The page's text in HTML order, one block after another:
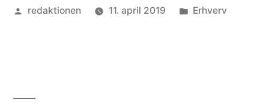
på
Posted
redaktionen 11. april 2019
Posted
Erhverv